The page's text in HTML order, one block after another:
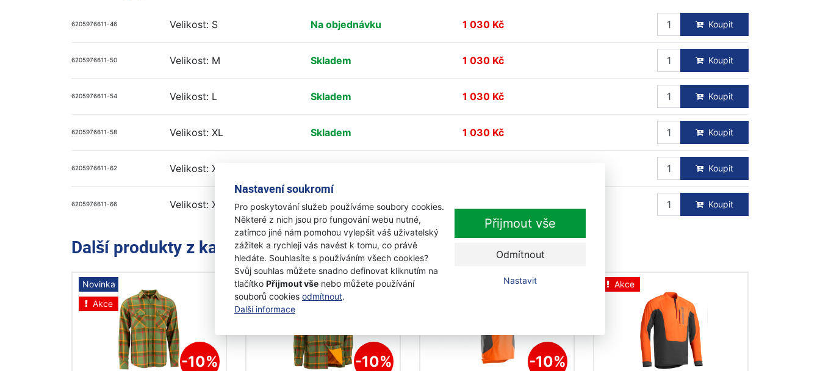
Nastavení soukromí
Pro poskytování služeb používáme soubory cookies.
Některé z nich jsou pro fungování webu nutné,
zatímco jiné nám pomohou vylepšit váš uživatelský
zážitek a rychleji vás navést k tomu, co právě
hledáte. Souhlasíte s používáním všech cookies?
Svůj souhlas můžete snadno definovat kliknutím na
tlačítko Přijmout vše nebo můžete používání
souborů cookies odmítnout.
Další informace
Přijmout vše
Odmítnout
Nastavit
6205976611-46 Velikost: S Na objednávku 1 030 Kč Koupit
6205976611-50 Velikost: M Skladem 1 030 Kč Koupit
6205976611-54 Velikost: L Skladem 1 030 Kč Koupit
6205976611-58 Velikost: XL Skladem 1 030 Kč Koupit
6205976611-62 Velikost: XXL Koupit
6205976611-66 Velikost: XXXL Skladem Koupit
Další produkty z kategorietrika a košile
Novinka
Akce
-10%
Novinka
Akce
-10% -10%
Akce